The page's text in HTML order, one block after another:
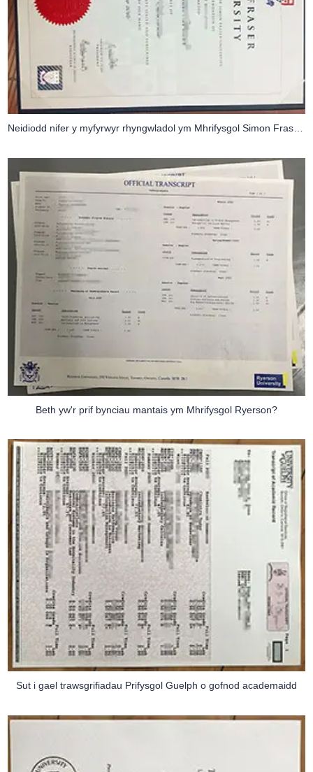
Beth yw'r prif bynciau mantais ym Mhrifysgol Ryerson?
Sut i gael trawsgrifiadau Prifysgol Guelph o gofnod academaidd